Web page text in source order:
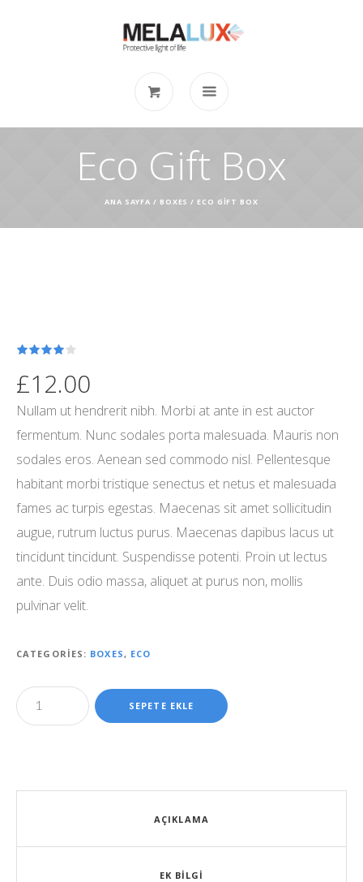
Eco Gift Box
ANA SAYFA / BOXES / ECO GIFT BOX
£12.00
Nullam ut hendrerit nibh. Morbi at ante in est auctor
fermentum. Nunc sodales porta malesuada. Mauris non
sodales eros. Aenean sed commodo nisl. Pellentesque
habitant morbi tristique senectus et netus et malesuada
fames ac turpis egestas. Maecenas sit amet sollicitudin
augue, rutrum luctus purus. Maecenas dapibus lacus ut
tincidunt tincidunt. Suspendisse potenti. Proin ut lectus
ante. Duis odio massa, aliquet at purus non, mollis
pulvinar velit.
CATEGORIES: BOXES , ECO
SEPETE EKLE
AÇIKLAMA
EK BILGI